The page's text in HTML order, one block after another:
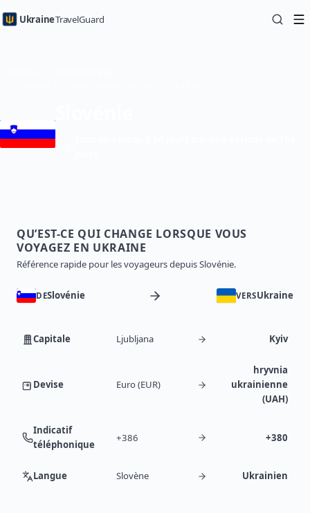
UkraineTravelGuard
QU’EST-CE QUI CHANGE LORSQUE VOUS
VOYAGEZ EN UKRAINE
Référence rapide pour les voyageurs depuis Slovénie.
DESlovénie VERSUkraine
Capitale Ljubljana Kyiv
Devise Euro (EUR)
hryvnia
ukrainienne
(UAH)
Indicatif
téléphonique
+386 +380
Langue Slovène Ukrainien